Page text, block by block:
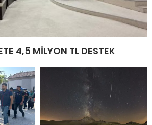
4,5 MİLYON TL DESTEK